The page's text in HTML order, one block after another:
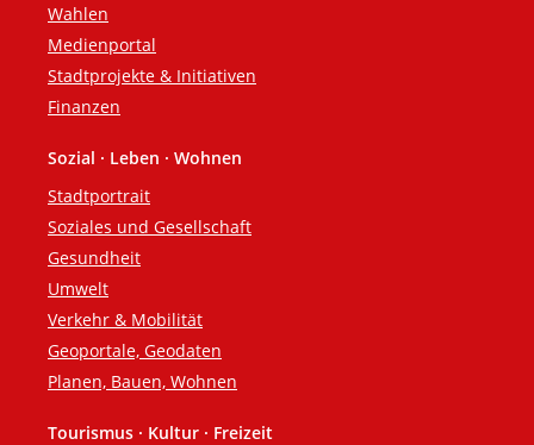
Wahlen
Medienportal
Stadtprojekte & Initiativen
Finanzen
Sozial · Leben · Wohnen
Stadtportrait
Soziales und Gesellschaft
Gesundheit
Umwelt
Verkehr & Mobilität
Geoportale, Geodaten
Planen, Bauen, Wohnen
Tourismus · Kultur · Freizeit